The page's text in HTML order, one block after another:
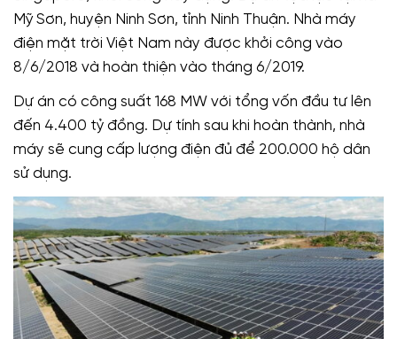
Mỹ Sơn, huyện Ninh Sơn, tỉnh Ninh Thuận. Nhà máy
điện mặt trời Việt Nam này được khởi công vào
8/6/2018 và hoàn thiện vào tháng 6/2019.
Dự án có công suất 168 MW với tổng vốn đầu tư lên
đến 4.400 tỷ đồng. Dự tính sau khi hoàn thành, nhà
máy sẽ cung cấp lượng điện đủ để 200.000 hộ dân
sử dụng.